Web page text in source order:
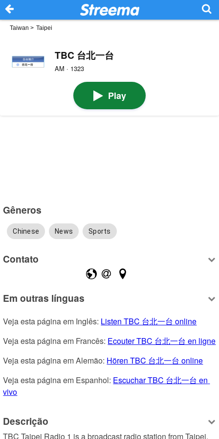
Taiwan > Taipei
TBC 台北一台
AM · 1323
Play
Gêneros
Chinese News Sports
Contato
Em outras línguas
Veja esta página em Inglês: Listen TBC 台北一台 online
Veja esta página em Francês: Ecouter TBC 台北一台 en ligne
Veja esta página em Alemão: Hören TBC 台北一台 online
Veja esta página em Espanhol: Escuchar TBC 台北一台 en
vivo
Descrição
TBC Taipei Radio 1 is a broadcast radio station from Taipei,